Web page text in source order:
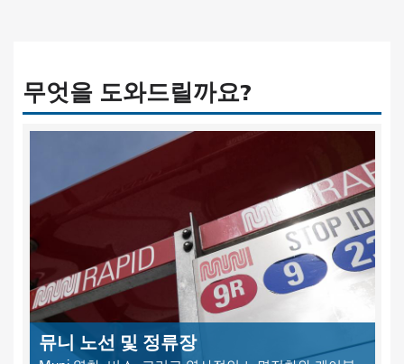
무엇을 도와드릴까요?
뮤니 노선 및 정류장